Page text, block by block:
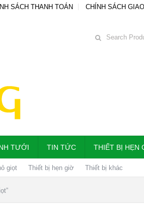
SÁCH THANH TOÁN CHÍNH SÁCH
TƯỚI TIN TỨC THIẾT BỊ HẸN
giọt Thiết bị hẹn giờ Thiết bị khác